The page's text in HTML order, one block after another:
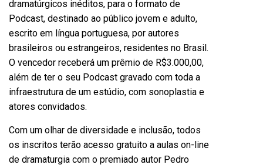
dramatúrgicos inéditos, para o formato de
Podcast, destinado ao público jovem e adulto,
escrito em língua portuguesa, por autores
brasileiros ou estrangeiros, residentes no Brasil.
O vencedor receberá um prêmio de R$3.000,00,
além de ter o seu Podcast gravado com toda a
infraestrutura de um estúdio, com sonoplastia e
atores convidados.
Com um olhar de diversidade e inclusão, todos
os inscritos terão acesso gratuito a aulas on-line
de dramaturgia com o premiado autor Pedro